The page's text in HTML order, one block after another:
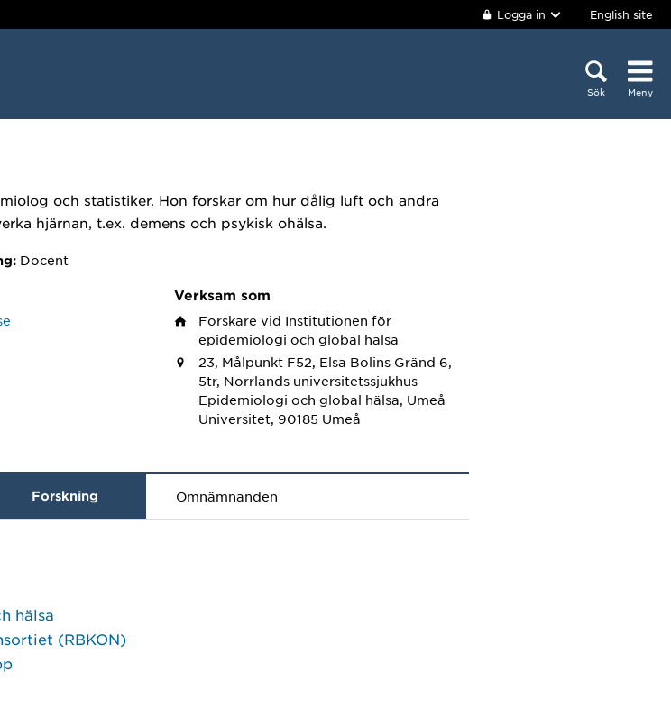
Logga in English site
Sök Meny
och statistiker. Hon forskar om hur dålig luft och andra
hjärnan, t.ex. demens och psykisk ohälsa.
Docent
Verksam som
Forskare vid Institutionen för
epidemiologi och global hälsa
23, Målpunkt F52, Elsa Bolins Gränd 6,
5tr, Norrlands universitetssjukhus
Epidemiologi och global hälsa, Umeå
Universitet, 90185 Umeå
Forskning Omnämnanden
hälsa
(RBKON)